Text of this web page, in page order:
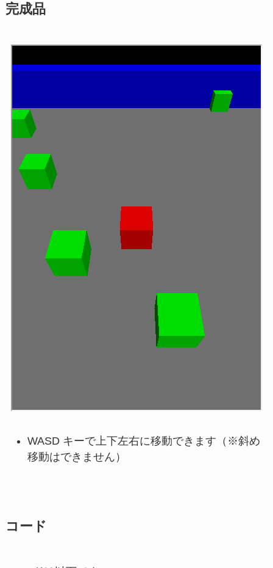
完成品
WASD キーで上下左右に移動できます（※斜め
移動はできません）
コード